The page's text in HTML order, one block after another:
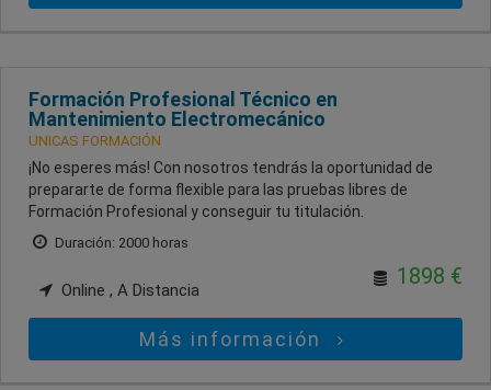
Formación Profesional Técnico en
Mantenimiento Electromecánico
UNICAS FORMACIÓN
¡No esperes más! Con nosotros tendrás la oportunidad de
prepararte de forma flexible para las pruebas libres de
Formación Profesional y conseguir tu titulación.
Duración: 2000 horas
Online , A Distancia
1898 €
Más información